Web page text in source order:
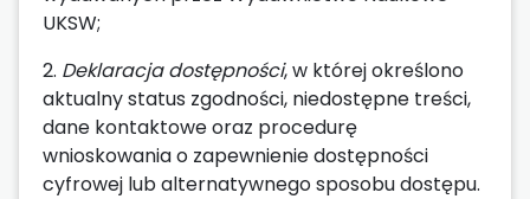
UKSW;
2. Deklaracja dostępności, w której określono
aktualny status zgodności, niedostępne treści,
dane kontaktowe oraz procedurę
wnioskowania o zapewnienie dostępności
cyfrowej lub alternatywnego sposobu dostępu.